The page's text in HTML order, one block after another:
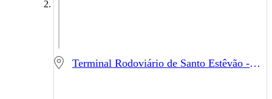
Terminal Rodoviário de Santo Estêvão - Santo Estêvão - BA